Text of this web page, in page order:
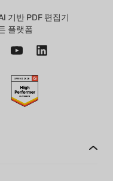
기반 PDF 편집기
플랫폼